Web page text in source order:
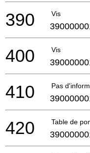
Vis
390
Vis
400
Pas
410
Table de
420